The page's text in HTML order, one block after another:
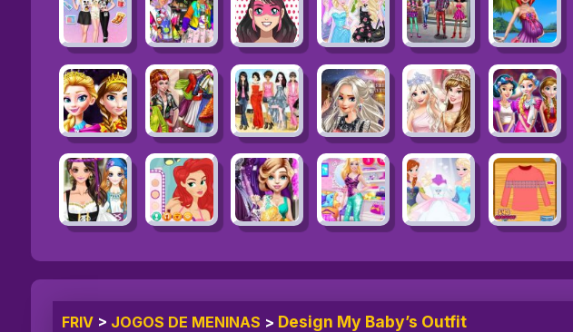
FRIV > JOGOS DE MENINAS > Design My Baby’s Outfit